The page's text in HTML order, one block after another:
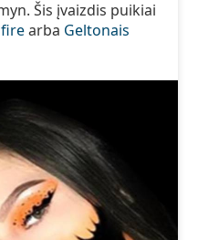
Šis įvaizdis puikiai
arba Geltonais